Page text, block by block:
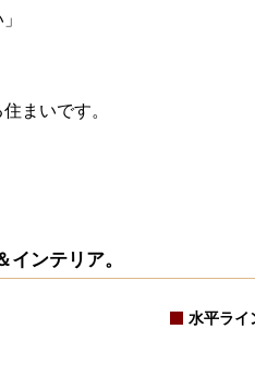
まいです。
ンテリア。
水平ライ